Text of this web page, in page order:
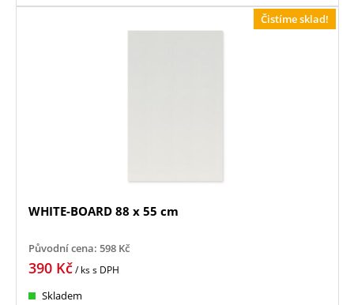
Čistíme sklad!
WHITE-BOARD 88 x 55 cm
Původní cena: 598 Kč
390 Kč/ kss DPH
Skladem